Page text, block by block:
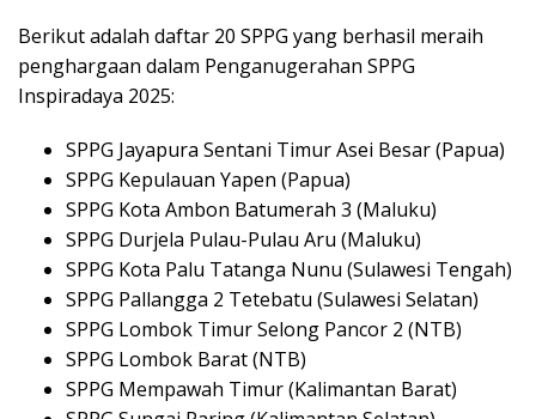
Berikut adalah daftar 20 SPPG yang berhasil meraih
penghargaan dalam Penganugerahan SPPG
Inspiradaya 2025:
SPPG Jayapura Sentani Timur Asei Besar (Papua)
SPPG Kepulauan Yapen (Papua)
SPPG Kota Ambon Batumerah 3 (Maluku)
SPPG Durjela Pulau-Pulau Aru (Maluku)
SPPG Kota Palu Tatanga Nunu (Sulawesi Tengah)
SPPG Pallangga 2 Tetebatu (Sulawesi Selatan)
SPPG Lombok Timur Selong Pancor 2 (NTB)
SPPG Lombok Barat (NTB)
SPPG Mempawah Timur (Kalimantan Barat)